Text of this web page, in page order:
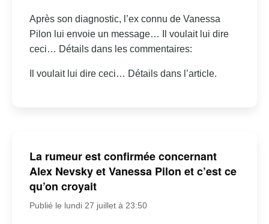
Après son diagnostic, l’ex connu de Vanessa
Pilon lui envoie un message… Il voulait lui dire
ceci… Détails dans les commentaires:
Il voulait lui dire ceci… Détails dans l’article.
La rumeur est confirmée concernant
Alex Nevsky et Vanessa Pilon et c’est ce
qu’on croyait
Publié le lundi 27 juillet à 23:50